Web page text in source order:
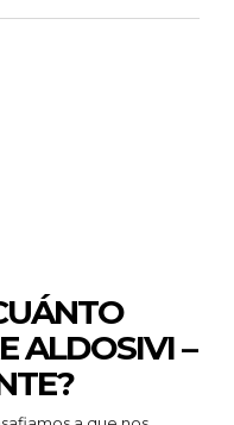
ALDOSIVI –